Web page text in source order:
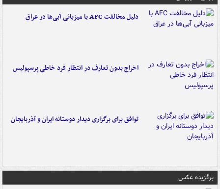
دلیل مخالفت AFC با میزبانی آبی‌ها در عراق
اخراج بدون تعارف در انتظار فرد خاطی پرسپولیس
توافق برای برگزاری دیدار دوستانه ایران و آذربایجان
برگزیده عکس